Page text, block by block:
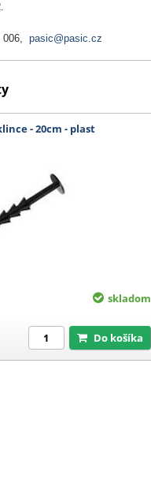
006, pasic@pasic.cz
- 20cm - plast
skladom
Do košíka